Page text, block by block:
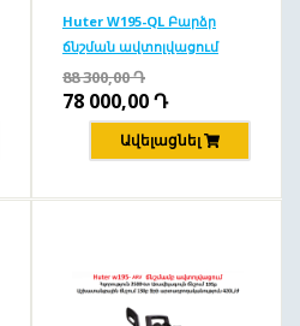
Huter W195-QL Բարձր
ճնշման ավտոլվացում
195բ/2500Վտ
88 300,00Դ
78 000,00Դ
Ավելացնել